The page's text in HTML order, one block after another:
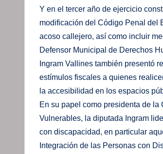
Y en el tercer año de ejercicio
modificación del Código Penal del
acoso callejero, así como incluir
Defensor Municipal de Derechos
Ingram Vallines también presentó
estímulos fiscales a quienes
la accesibilidad en los espacios
En su papel como presidenta de
Vulnerables, la diputada Ingram
con discapacidad, en particular
Integración de las Personas con